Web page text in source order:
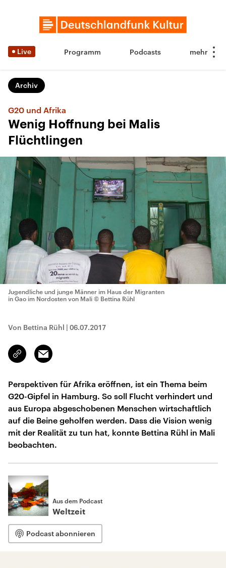
Live Programm Podcasts
Archiv
G20 und Afrika
Wenig Hoffnung bei Malis
Flüchtlingen
Jugendliche und junge Männer im Haus der Migranten
in Gao im Nordosten von Mali © Bettina Rühl
Von Bettina Rühl | 06.07.2017
Link
kopieren/teilen
Email
Perspektiven für Afrika eröffnen, ist ein Thema beim
G20-Gipfel in Hamburg. So soll Flucht verhindert und
aus Europa abgeschobenen Menschen wirtschaftlich
auf die Beine geholfen werden. Dass die Vision wenig
mit der Realität zu tun hat, konnte Bettina Rühl in Mali
beobachten.
Aus dem Podcast
Weltzeit
Podcast abonnieren